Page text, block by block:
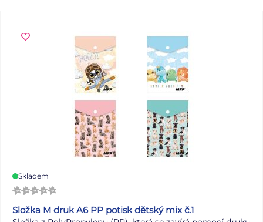
Skladem
Složka M druk A6 PP potisk dětský mix č.1